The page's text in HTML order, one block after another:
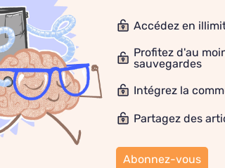
Accédez en
Profitez d'au
sauvegardes
Intégrez la
Partagez des
Abonnez-vous